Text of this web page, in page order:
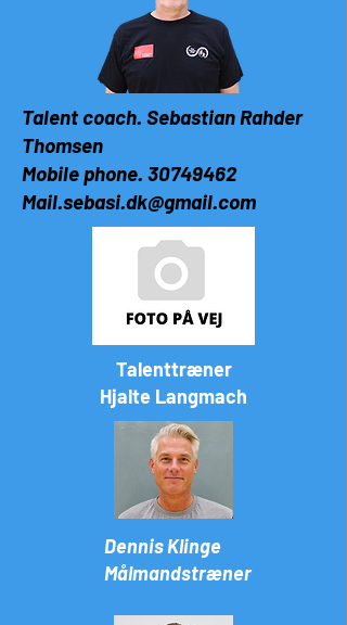
Talent coach. Sebastian Rahder
Thomsen
Mobile phone. 30749462
Mail.sebasi.dk@gmail.com
Talenttræner
Hjalte Langmach
Dennis Klinge
Målmandstræner